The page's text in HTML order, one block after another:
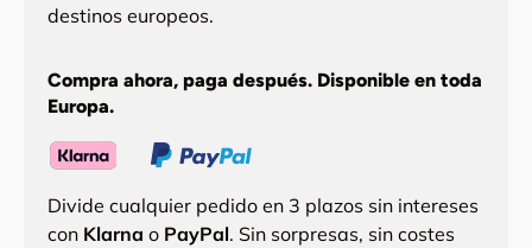
destinos europeos.
Compra ahora, paga después. Disponible en toda
Europa.
Divide cualquier pedido en 3 plazos sin intereses
con Klarna o PayPal. Sin sorpresas, sin costes